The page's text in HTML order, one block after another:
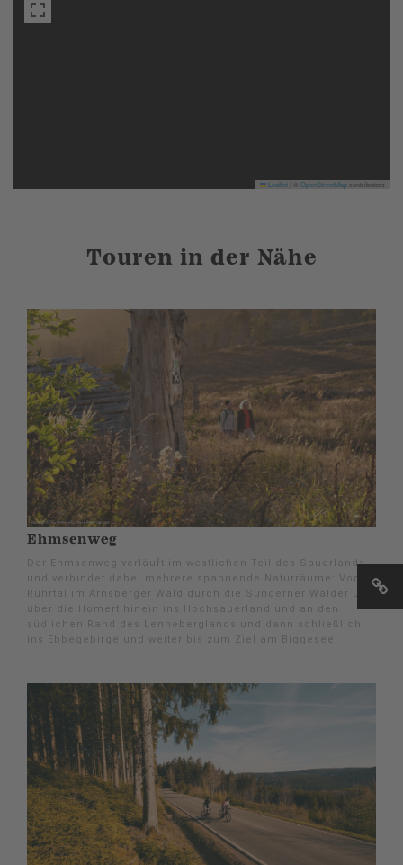
Leaflet OpenStreetMapcontributors
Touren in der Nähe
Ehmsenweg
Der Ehmsenweg verläuft im westlichen Teil des Sauerlands
und verbindet dabei mehrere spannende Naturräume: Vom
Ruhrtal im Arnsberger Wald durch die Sunderner Wälder und
über die Homert hinein ins Hochsauerland und an den
südlichen Rand des Lenneberglands und dann schließlich
ins Ebbegebirge und weiter bis zum Ziel am Biggesee.